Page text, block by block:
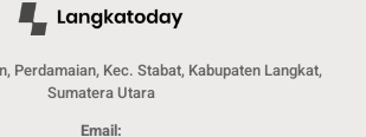
Perdamaian, Kec. Stabat, Kabupaten Langkat,
Sumatera Utara
Email: